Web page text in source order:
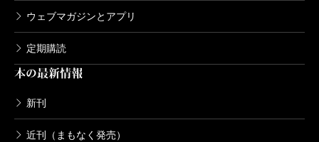
ウェブマガジンとアプリ
定期購読
本の最新情報
新刊
近刊（まもなく発売）